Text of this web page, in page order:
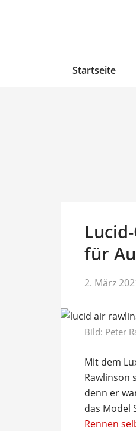
Startseite
für
2. März
Bild: Peter
Mit dem
Rawlinson
denn er
das Model
Rennen